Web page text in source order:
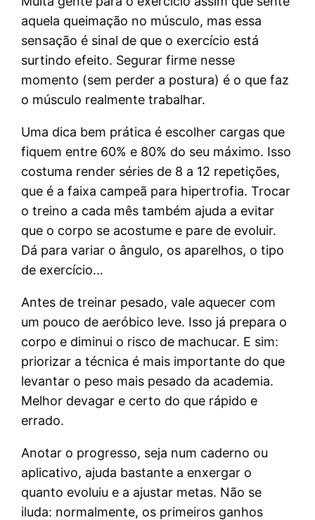
aquela queimação no músculo, mas essa
sensação é sinal de que o exercício está
surtindo efeito. Segurar firme nesse
momento (sem perder a postura) é o que faz
o músculo realmente trabalhar.
Uma dica bem prática é escolher cargas que
fiquem entre 60% e 80% do seu máximo. Isso
costuma render séries de 8 a 12 repetições,
que é a faixa campeã para hipertrofia. Trocar
o treino a cada mês também ajuda a evitar
que o corpo se acostume e pare de evoluir.
Dá para variar o ângulo, os aparelhos, o tipo
de exercício…
Antes de treinar pesado, vale aquecer com
um pouco de aeróbico leve. Isso já prepara o
corpo e diminui o risco de machucar. E sim:
priorizar a técnica é mais importante do que
levantar o peso mais pesado da academia.
Melhor devagar e certo do que rápido e
errado.
Anotar o progresso, seja num caderno ou
aplicativo, ajuda bastante a enxergar o
quanto evoluiu e a ajustar metas. Não se
iluda: normalmente, os primeiros ganhos